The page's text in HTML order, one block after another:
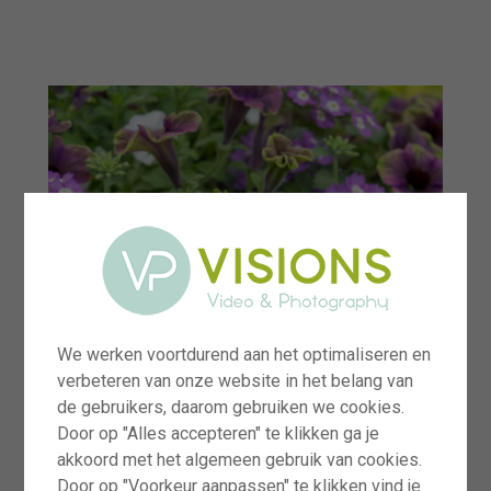
We werken voortdurend aan het optimaliseren en
verbeteren van onze website in het belang van
de gebruikers, daarom gebruiken we cookies.
Door op "Alles accepteren" te klikken ga je
akkoord met het algemeen gebruik van cookies.
Door op "Voorkeur aanpassen" te klikken vind je